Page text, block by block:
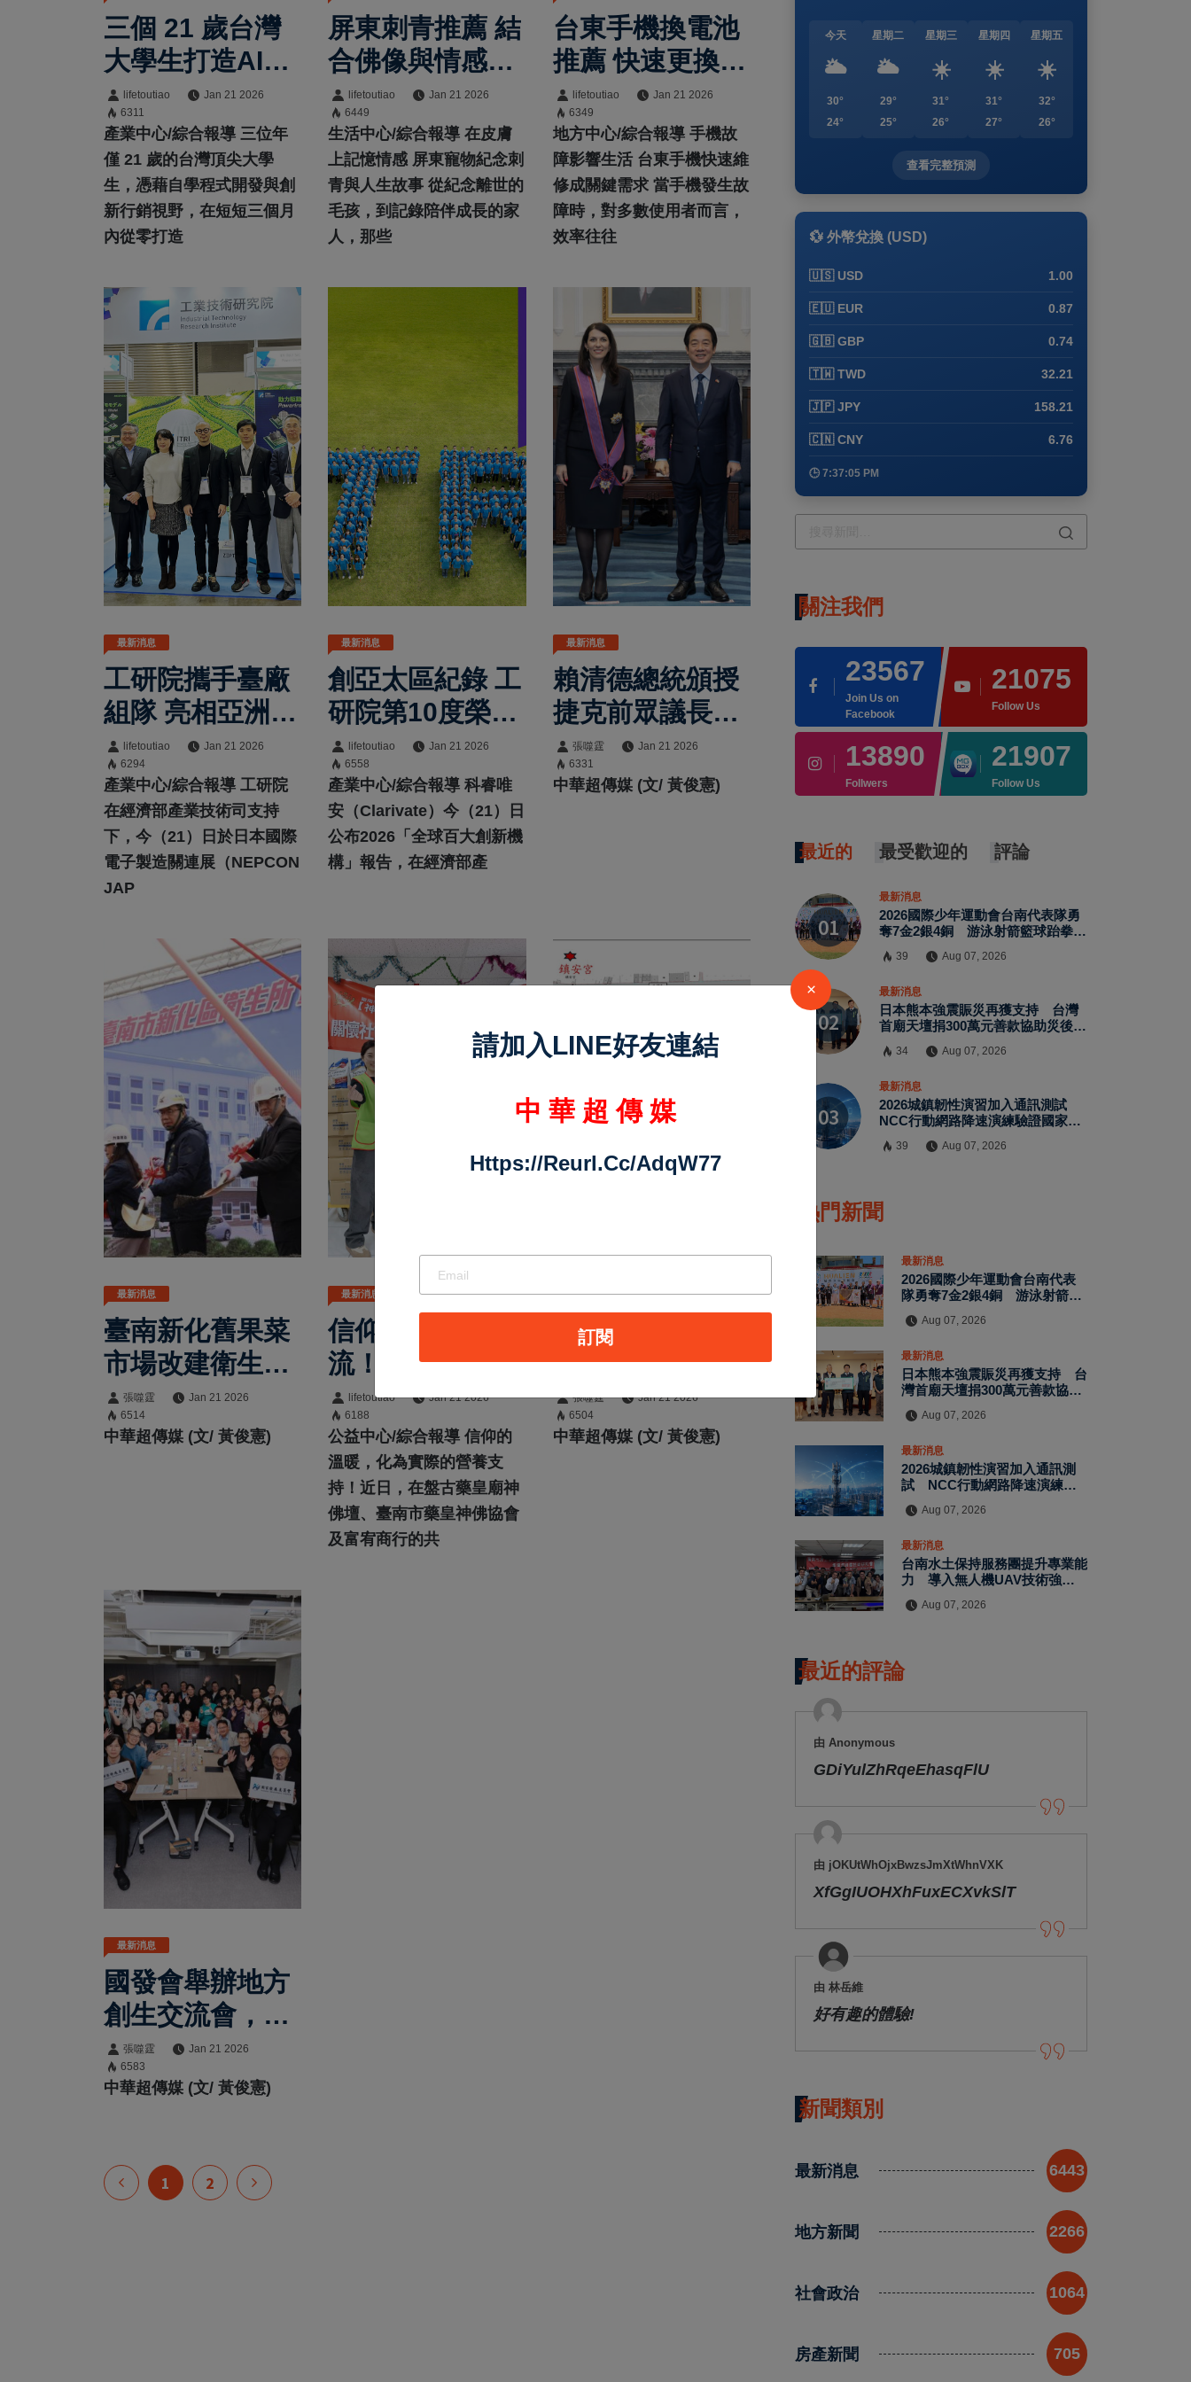
三個 21 歲台灣
大學生打造AI行
銷工具顛覆產業
ViralArc.ai 獲輝
達新創加速計畫
青睞
lifetoutiao
Jan 21 2026
6311
產業中心/綜合報導 三位年
僅 21 歲的台灣頂尖大學
生，憑藉自學程式開發與創
新行銷視野，在短短三個月
內從零打造
屏東刺青推薦 結
合佛像與情感刺
青 形成獨有風格
語言
lifetoutiao
Jan 21 2026
6449
生活中心/綜合報導 在皮膚
上記憶情感 屏東寵物紀念刺
青與人生故事 從紀念離世的
毛孩，到記錄陪伴成長的家
人，那些
台東手機換電池
推薦 快速更換＋
保固服務 在地維
修更安心
lifetoutiao
Jan 21 2026
6349
地方中心/綜合報導 手機故
障影響生活 台東手機快速維
修成關鍵需求 當手機發生故
障時，對多數使用者而言，
效率往往
最新消息
工研院攜手臺廠
組隊 亮相亞洲最
大電子展
lifetoutiao
Jan 21 2026
6294
產業中心/綜合報導 工研院
在經濟部產業技術司支持
下，今（21）日於日本國際
電子製造關連展（NEPCON
JAP
最新消息
創亞太區紀錄 工
研院第10度榮獲
全球百大創新機
構
lifetoutiao
Jan 21 2026
6558
產業中心/綜合報導 科睿唯
安（Clarivate）今（21）日
公布2026「全球百大創新機
構」報告，在經濟部產
最新消息
賴清德總統頒授
捷克前眾議長艾
達莫娃勳章 肯
定深化臺捷友誼
張噬霆
Jan 21 2026
6331
中華超傳媒 (文/ 黃俊憲)
最新消息
臺南新化舊果菜
市場改建衛生所
暨衛福園區動
土 臺南市長黃
張噬霆
Jan 21 2026
6514
中華超傳媒 (文/ 黃俊憲)
最新消息
信仰化作營養暖
流！盤古藥皇廟
攜手企業 送600
包營養品至創世
五區助弱勢
lifetoutiao
Jan 21 2026
6188
公益中心/綜合報導 信仰的
溫暖，化為實際的營養支
持！近日，在盤古藥皇廟神
佛壇、臺南市藥皇神佛協會
及富宥商行的共
最新消息
官田社子農村社
區土地重劃獲地
主過半支持，臺
南市將提報內政
張噬霆
Jan 21 2026
6504
中華超傳媒 (文/ 黃俊憲)
最新消息
國發會舉辦地方
創生交流會，聚
焦企業與地方合
作，攜手產業共
張噬霆
Jan 21 2026
6583
中華超傳媒 (文/ 黃俊憲)
1 2
今天
🌥️
30°
24°
星期二
🌥️
29°
25°
星期三
☀️
31°
26°
星期四
☀️
31°
27°
星期五
☀️
32°
26°
查看完整預測
💱 外幣兌換 (USD)
🇺🇸 USD 1.00
🇪🇺 EUR 0.87
🇬🇧 GBP 0.74
🇹🇼 TWD 32.21
🇯🇵 JPY 158.21
🇨🇳 CNY 6.76
🕒 7:37:05 PM
關注我們
23567
Join Us on
Facebook
21075
Follow Us
13890
Follwers
21907
Follow Us
最近的 最受歡迎的 評論
最新消息
2026國際少年運動會台南代表隊勇
奪7金2銀4銅 游泳射箭籃球跆拳道
39 Aug 07, 2026
最新消息
日本熊本強震賑災再獲支持 台灣
首廟天壇捐300萬元善款協助災後復
34 Aug 07, 2026
最新消息
2026城鎮韌性演習加入通訊測試
NCC行動網路降速演練驗證國家通
39 Aug 07, 2026
熱門新聞
最新消息
2026國際少年運動會台南代表
隊勇奪7金2銀4銅 游泳射箭籃
Aug 07, 2026
最新消息
日本熊本強震賑災再獲支持 台
灣首廟天壇捐300萬元善款協助
Aug 07, 2026
最新消息
2026城鎮韌性演習加入通訊測
試 NCC行動網路降速演練驗
Aug 07, 2026
最新消息
台南水土保持服務團提升專業能
力 導入無人機UAV技術強化
Aug 07, 2026
最近的評論
由 Anonymous
GDiYulZhRqeEhasqFlU
由 jOKUtWhOjxBwzsJmXtWhnVXK
XfGgIUOHXhFuxECXvkSlT
由 林岳維
好有趣的體驗!
新聞類別
最新消息 6443
地方新聞 2266
社會政治 1064
房產新聞 705
×
請加入LINE好友連結
中 華 超 傳 媒
Https://reurl.cc/adqW77
訂閱